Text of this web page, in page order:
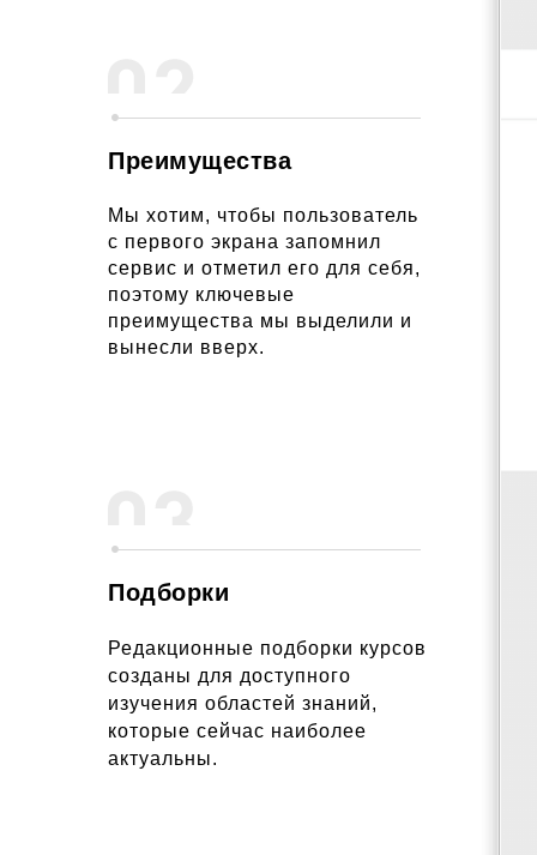
Преимущества
Мы хотим, чтобы пользователь
с первого экрана запомнил
сервис и отметил его для себя,
поэтому ключевые
преимущества мы выделили и
вынесли вверх.
Подборки
Редакционные подборки курсов
созданы для доступного
изучения областей знаний,
которые сейчас наиболее
актуальны.